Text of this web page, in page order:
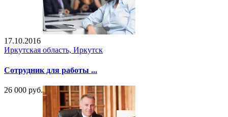
17.10.2016
Иркутская область, Иркутск
Сотрудник для работы ...
26 000 руб.